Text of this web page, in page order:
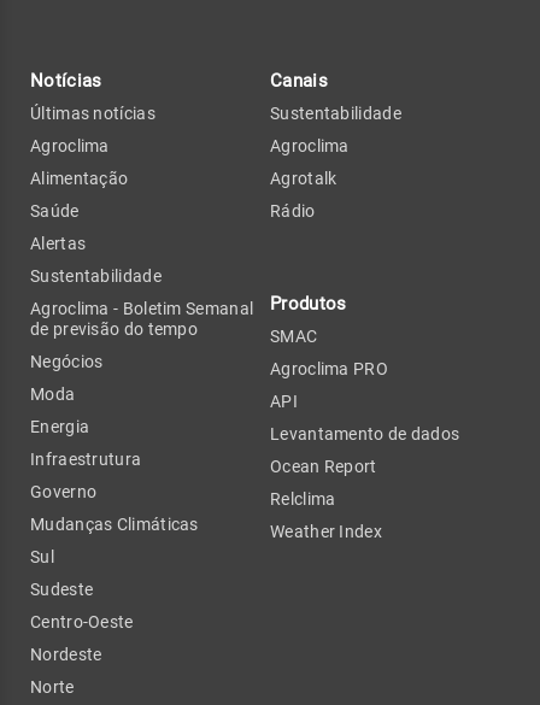
Notícias
Últimas notícias
Agroclima
Alimentação
Saúde
Alertas
Sustentabilidade
Agroclima - Boletim Semanal
de previsão do tempo
Negócios
Moda
Energia
Infraestrutura
Governo
Mudanças Climáticas
Sul
Sudeste
Centro-Oeste
Nordeste
Norte
Canais
Sustentabilidade
Agroclima
Agrotalk
Rádio
Produtos
SMAC
Agroclima PRO
API
Levantamento de dados
Ocean Report
Relclima
Weather Index